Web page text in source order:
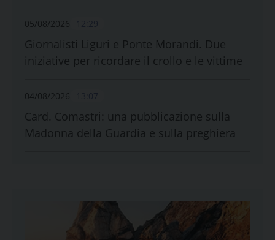
05/08/2026
Giornalisti Liguri e Ponte Morandi. Due
iniziative per ricordare il crollo e le vittime
04/08/2026
Card. Comastri: una pubblicazione sulla
Madonna della Guardia e sulla preghiera